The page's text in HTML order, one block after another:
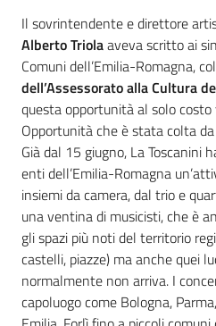
Il sovrintendente e direttore
Alberto Triolaaveva scritto ai
Comuni dell’Emilia-Romagna, col
dell’Assessorato alla Cultura
questa opportunità al solo
Opportunità che è stata colta
Già dal 15 giugno, La Toscanini
enti dell’Emilia-Romagna
insiemi da camera, dal trio e
una ventina di musicisti, che è
gli spazi più noti del territorio
castelli, piazze) ma anche quei
normalmente non arriva. I
capoluogo come Bologna,